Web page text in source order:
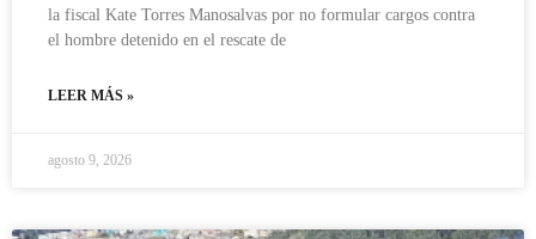
la fiscal Kate Torres Manosalvas por no formular cargos contra
el hombre detenido en el rescate de
LEER MÁS »
agosto 9, 2026